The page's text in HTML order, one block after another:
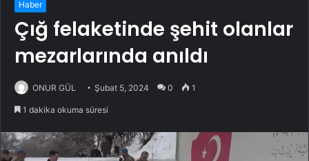
Haber
Çığ felaketinde şehit olanlar
mezarlarında anıldı
ONUR GÜL Şubat 5, 2024 0 1
1 dakika okuma süresi